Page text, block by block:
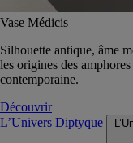
Vase Médicis
Silhouette antique, âme
les origines des
contemporaine.
Découvrir
L’Univers Diptyque